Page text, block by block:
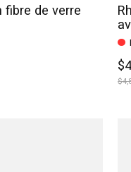
fibre de verre